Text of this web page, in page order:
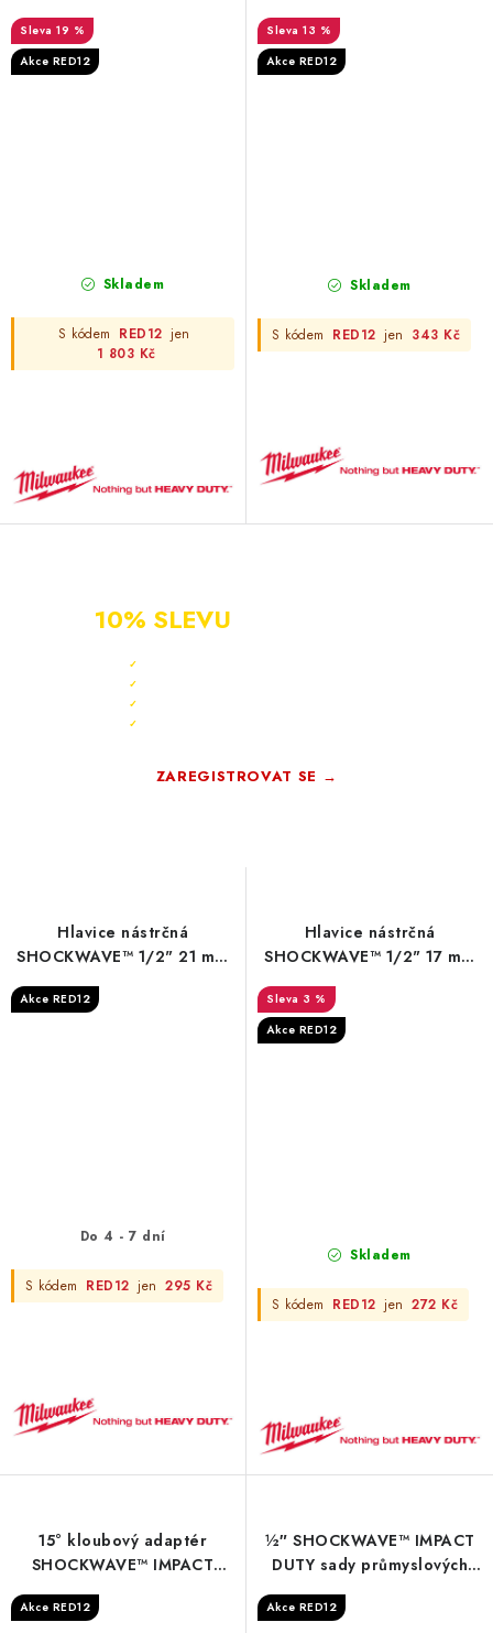
19 %
Akce RED12
Skladem
S kódem RED12 jen
1 803 Kč
13 %
Akce RED12
Skladem
S kódem RED12 jen 343 Kč
10% SLEVU
✓
✓
✓
✓
ZAREGISTROVAT SE →
Hlavice nástrčná
SHOCKWAVE™ 1/2" 21 mm
Milwaukee
Akce RED12
Do 4 - 7 dní
S kódem RED12 jen 295 Kč
Hlavice nástrčná
SHOCKWAVE™ 1/2" 17 mm
Milwaukee
3 %
Akce RED12
Skladem
S kódem RED12 jen 272 Kč
15° kloubový adaptér
SHOCKWAVE™ IMPACT
universal joint-1pc
Akce RED12
½″ SHOCKWAVE™ IMPACT
DUTY sady průmyslových
Foam + PP 417 x 536 mm
Akce RED12